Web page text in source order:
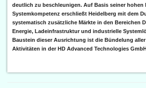
deutlich zu beschleunigen. Auf Basis seiner hohen
Systemkompetenz erschließt Heidelberg mit dem
systematisch zusätzliche Märkte in den Bereichen
Energie, Ladeinfrastruktur und industrielle
Baustein dieser Ausrichtung ist die Bündelung
Aktivitäten in der HD Advanced Technologies